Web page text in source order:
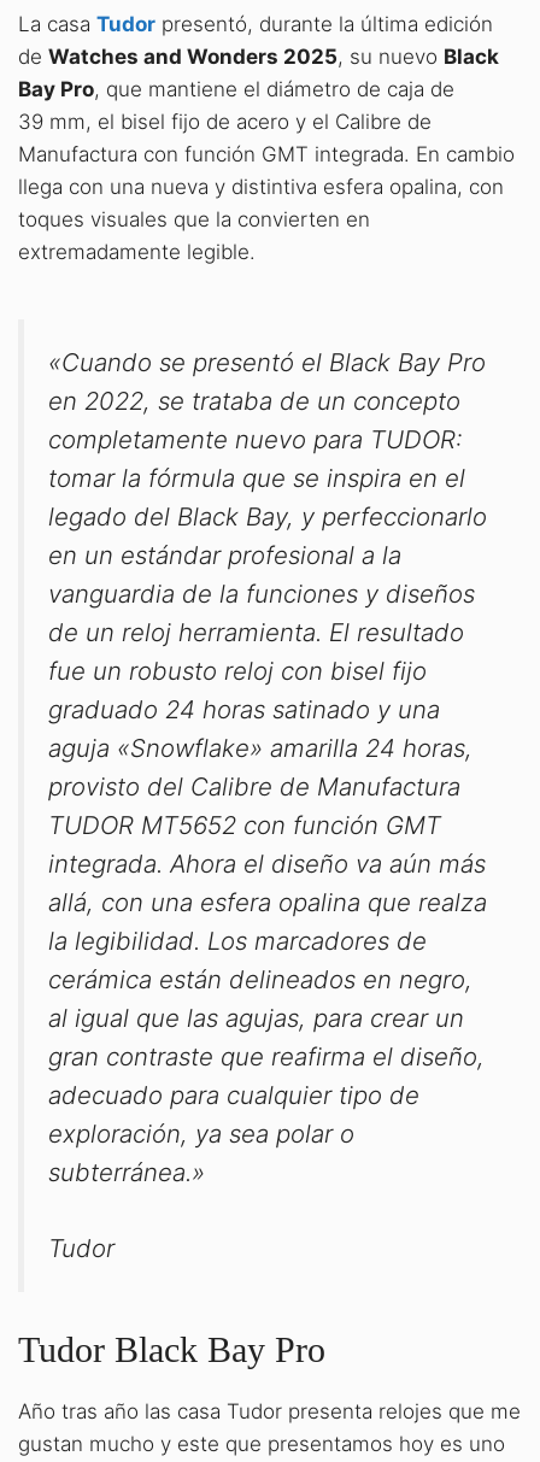
La casa Tudor presentó, durante la última edición
de Watches and Wonders 2025, su nuevo Black
Bay Pro, que mantiene el diámetro de caja de
39 mm, el bisel fijo de acero y el Calibre de
Manufactura con función GMT integrada. En cambio
llega con una nueva y distintiva esfera opalina, con
toques visuales que la convierten en
extremadamente legible.
«Cuando se presentó el Black Bay Pro
en 2022, se trataba de un concepto
completamente nuevo para TUDOR:
tomar la fórmula que se inspira en el
legado del Black Bay, y perfeccionarlo
en un estándar profesional a la
vanguardia de la funciones y diseños
de un reloj herramienta. El resultado
fue un robusto reloj con bisel fijo
graduado 24 horas satinado y una
aguja «Snowflake» amarilla 24 horas,
provisto del Calibre de Manufactura
TUDOR MT5652 con función GMT
integrada. Ahora el diseño va aún más
allá, con una esfera opalina que realza
la legibilidad. Los marcadores de
cerámica están delineados en negro,
al igual que las agujas, para crear un
gran contraste que reafirma el diseño,
adecuado para cualquier tipo de
exploración, ya sea polar o
subterránea.»
Tudor
Tudor Black Bay Pro
Año tras año las casa Tudor presenta relojes que me
gustan mucho y este que presentamos hoy es uno